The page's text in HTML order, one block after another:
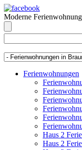
Moderne
Ferienwohnungen
Haus 2
Haus 2